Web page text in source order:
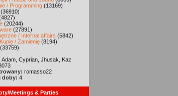
/ Programming (13169)
(36910)
(20244)
(27891)
/ Internal affairs (5842)
/ Zamienię (8194)
(33759)
Adam, Cyprian, Jhusak, Kaz
romasso22
doby: 4
Meetings & Parties